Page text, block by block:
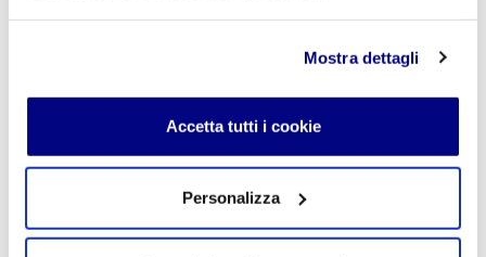
Mostra dettagli
Accetta tutti i cookie
Personalizza
Tecnico Economico Turismo
Istituto Paritario S. Freud – Scuola Privata Milano – Scuola
paritaria: Istituto Tecnico Informatico, Istituto Tecnico